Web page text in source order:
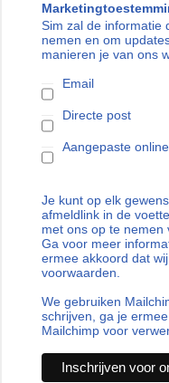
Sim zal de informatie
nemen en om
manieren je van ons
Email
Directe post
Aangepaste
Je kunt op elk
afmeldlink in de
met ons op te nemen
Ga voor meer
ermee akkoord dat
voorwaarden.
We gebruiken
schrijven, ga je
Mailchimp voor